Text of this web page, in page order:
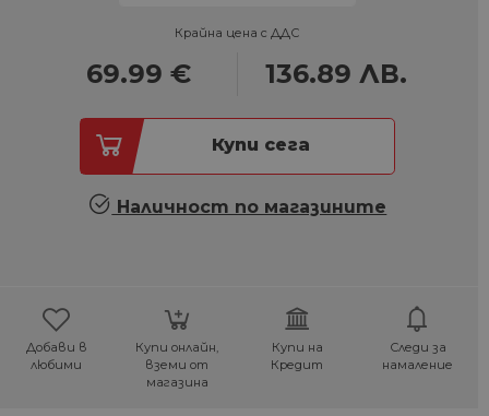
Крайна цена с ДДС
69.99 € 136.89 ЛВ.
Купи сега
Наличност по магазините
Добави в
любими
Купи онлайн,
вземи от
магазина
Купи на
Кредит
Следи за
намаление